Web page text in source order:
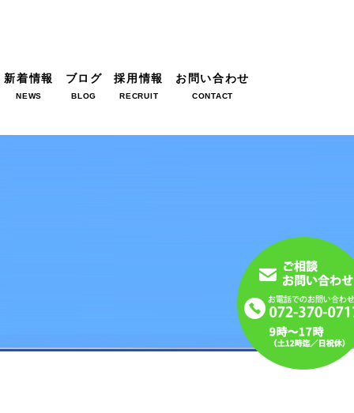
新着情報
NEWS
ブログ
BLOG
採用情報
RECRUIT
お問い合わせ
CONTACT